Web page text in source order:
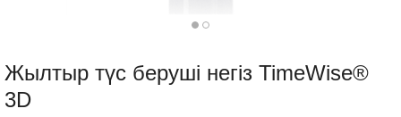
Жылтыр түс беруші негіз TimeWise®
3D